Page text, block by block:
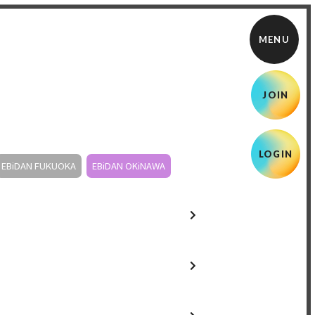
JOIN
LOGIN
EBiDAN FUKUOKA EBiDAN OKiNAWA